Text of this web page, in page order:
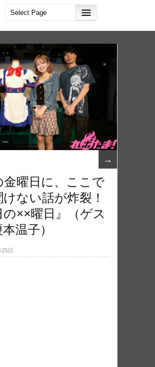
ー
→
金曜日に、ここで
けない話が炸裂！
の××曜日』（ゲス
温子）
日